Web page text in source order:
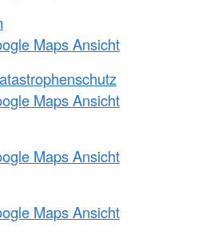
Maps Ansicht
Maps Ansicht
Maps Ansicht
Maps Ansicht